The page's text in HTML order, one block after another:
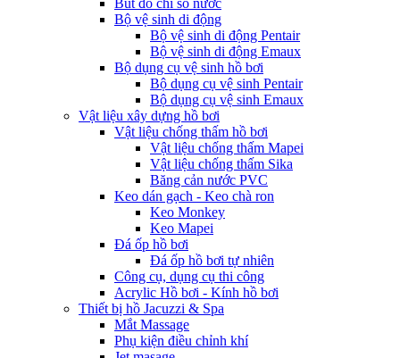
Bút đo chỉ số nước
Bộ vệ sinh di động
Bộ vệ sinh di động Pentair
Bộ vệ sinh di động Emaux
Bộ dụng cụ vệ sinh hồ bơi
Bộ dụng cụ vệ sinh Pentair
Bộ dụng cụ vệ sinh Emaux
Vật liệu xây dựng hồ bơi
Vật liệu chống thấm hồ bơi
Vật liệu chống thấm Mapei
Vật liệu chống thấm Sika
Băng cản nước PVC
Keo dán gạch - Keo chà ron
Keo Monkey
Keo Mapei
Đá ốp hồ bơi
Đá ốp hồ bơi tự nhiên
Công cụ, dụng cụ thi công
Acrylic Hồ bơi - Kính hồ bơi
Thiết bị hồ Jacuzzi & Spa
Mắt Massage
Phụ kiện điều chỉnh khí